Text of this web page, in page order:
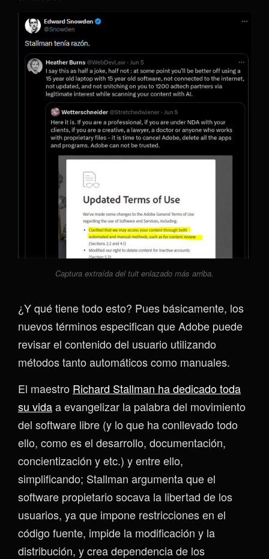
Captura extraída del tuit enlazado más arriba.
¿Y qué tiene todo esto? Pues básicamente, los
nuevos términos especifican que Adobe puede
revisar el contenido del usuario utilizando
métodos tanto automáticos como manuales.
El maestro Richard Stallman ha dedicado toda
su vidaa evangelizar la palabra del movimiento
del software libre (y lo que ha conllevado todo
ello, como es el desarrollo, documentación,
concientización y etc.) y entre ello,
simplificando; Stallman argumenta que el
software propietario socava la libertad de los
usuarios, ya que impone restricciones en el
código fuente, impide la modificación y la
distribución, y crea dependencia de los